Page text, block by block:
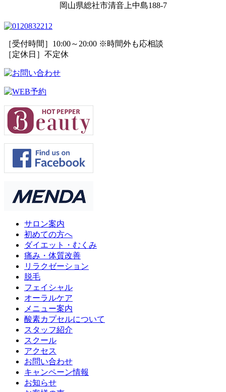
岡山県総社市清音上中島188-7
［受付時間］10:00～20:00 ※時間外も応相談
［定休日］不定休
サロン案内
初めての方へ
ダイエット・むくみ
痛み・体質改善
リラクゼーション
脱毛
フェイシャル
オーラルケア
メニュー案内
酸素カプセルについて
スタッフ紹介
スクール
アクセス
お問い合わせ
キャンペーン情報
お知らせ